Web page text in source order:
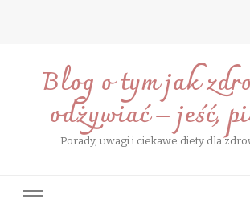
Blog o tym jak
odżywiać – jeść,
Porady, uwagi i ciekawe diety dla